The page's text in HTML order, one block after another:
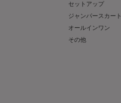
セットアップ
ジャンパースカート
オールインワン
その他